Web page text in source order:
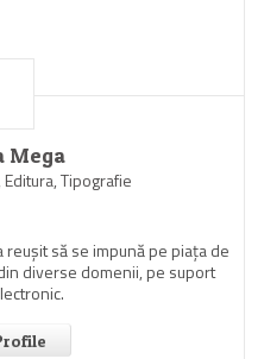
Mega
Editura, Tipografie
reuşit să se impună pe piaţa de
diverse domenii, pe suport